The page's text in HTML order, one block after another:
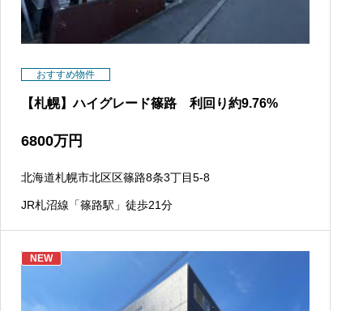
おすすめ物件
【札幌】ハイグレード篠路 利回り約9.76%
6800万円
北海道札幌市北区区篠路8条3丁目5-8
JR札沼線「篠路駅」徒歩21分
NEW